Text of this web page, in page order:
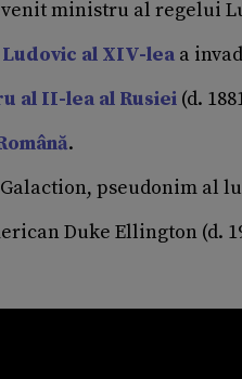
ministru al regelui
Ludovic al XIV-lea a
al II-lea al Rusiei (d.
.
pseudonim al
Duke Ellington (d.